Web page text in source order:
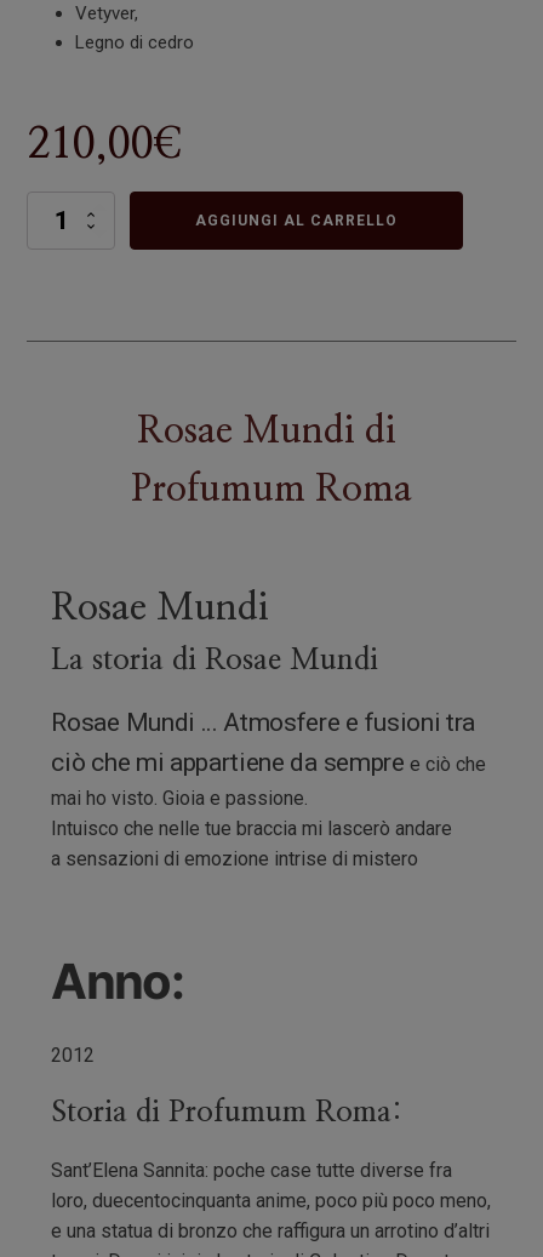
Vetyver,
Legno di cedro
210,00€
Rosae
AGGIUNGI AL CARRELLO
Rosae Mundi di
Profumum Roma
Rosae Mundi
La storia di Rosae Mundi
Rosae Mundi ... Atmosfere e fusioni tra
ciò che mi appartiene da sempree ciò che
mai ho visto. Gioia e passione.
Intuisco che nelle tue braccia mi lascerò andare
a sensazioni di emozione intrise di mistero
Anno:
2012
Storia di Profumum Roma:
Sant’Elena Sannita: poche case tutte diverse fra
loro, duecentocinquanta anime, poco più poco meno,
e una statua di bronzo che raffigura un arrotino d’altri